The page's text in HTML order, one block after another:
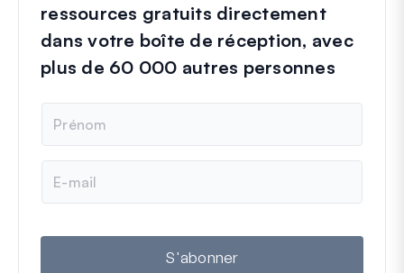
ressources gratuits directement
dans votre boîte de réception, avec
plus de 60 000 autres personnes
m
m
i
S'abonner